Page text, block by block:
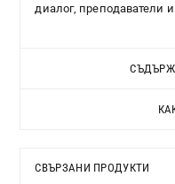
диалог, преподаватели
СВЪРЗАНИ ПРОДУКТИ